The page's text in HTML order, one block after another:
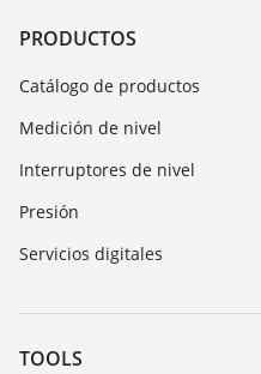
PRODUCTOS
Catálogo de productos
Medición de nivel
Interruptores de nivel
Presión
Servicios digitales
TOOLS